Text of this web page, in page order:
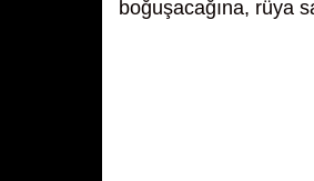
boğuşacağına, rüya